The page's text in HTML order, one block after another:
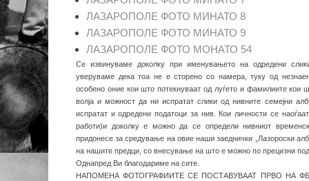
ЛАЗАРОПОЛЕ ФОТО МИНАТО 8
ЛАЗАРОПОЛЕ ФОТО МИНАТО 9
ЛАЗАРОПОЛЕ ФОТО МОНАТО 54
Се извинуваме доколку при именувањето на одредени
уверуваме дека тоа не е сторено со намера, туку од
особено оние кои што потекнуваат од луѓето и фамилиите кои
волја и можност да ни испратат слики од нивните семејни
испратат и одредени податоци за нив. Кои личности се
работи)и доколку е можно да се определи нивниот
придонесе за средување на овие наши заеднички „Лазороски
на нашите предци, со внесување на што е можно по прецизни
Однапред Ви благодариме на сите.
НАПОМЕНА ФОТОГРАФИИТЕ СЕ ПОСТАВУВААТ ПРВО НА